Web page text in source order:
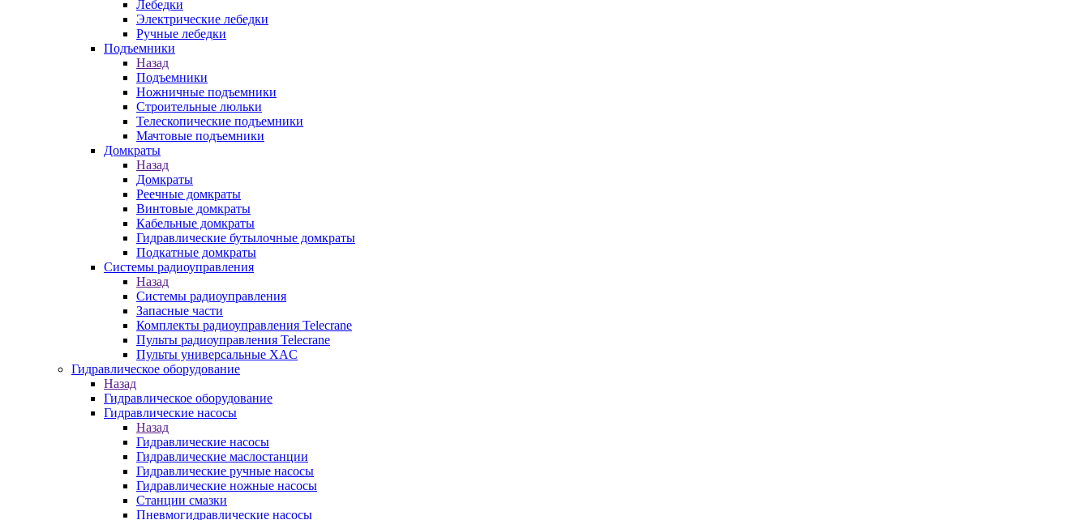
Лебедки
Электрические лебедки
Ручные лебедки
Подъемники
Назад
Подъемники
Ножничные подъемники
Строительные люльки
Телескопические подъемники
Мачтовые подъемники
Домкраты
Назад
Домкраты
Реечные домкраты
Винтовые домкраты
Кабельные домкраты
Гидравлические бутылочные домкраты
Подкатные домкраты
Системы радиоуправления
Назад
Системы радиоуправления
Запасные части
Комплекты радиоуправления Telecrane
Пульты радиоуправления Telecrane
Пульты универсальные XAC
Гидравлическое оборудование
Назад
Гидравлическое оборудование
Гидравлические насосы
Назад
Гидравлические насосы
Гидравлические маслостанции
Гидравлические ручные насосы
Гидравлические ножные насосы
Станции смазки
Пневмогидравлические насосы